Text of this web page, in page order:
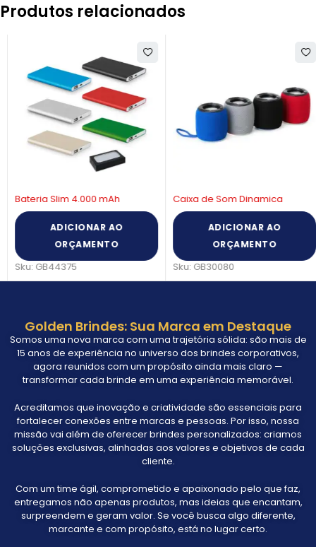
Produtos relacionados
Bateria Slim 4.000 mAh
ADICIONAR AO
ORÇAMENTO
Sku:GB44375
Caixa de Som Dinamica
ADICIONAR AO
ORÇAMENTO
Sku:GB30080
Golden Brindes: Sua Marca em Destaque
Somos uma nova marca com uma trajetória sólida: são mais de
15 anos de experiência no universo dos brindes corporativos,
agora reunidos com um propósito ainda mais claro —
transformar cada brinde em uma experiência memorável.
Acreditamos que inovação e criatividade são essenciais para
fortalecer conexões entre marcas e pessoas. Por isso, nossa
missão vai além de oferecer brindes personalizados: criamos
soluções exclusivas, alinhadas aos valores e objetivos de cada
cliente.
Com um time ágil, comprometido e apaixonado pelo que faz,
entregamos não apenas produtos, mas ideias que encantam,
surpreendem e geram valor. Se você busca algo diferente,
marcante e com propósito, está no lugar certo.